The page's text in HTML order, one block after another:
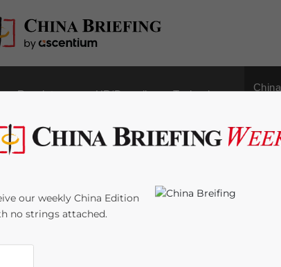
Regulatory HR/Payroll Technology
China
Kommunismus
our weekly China Edition
no strings attached.